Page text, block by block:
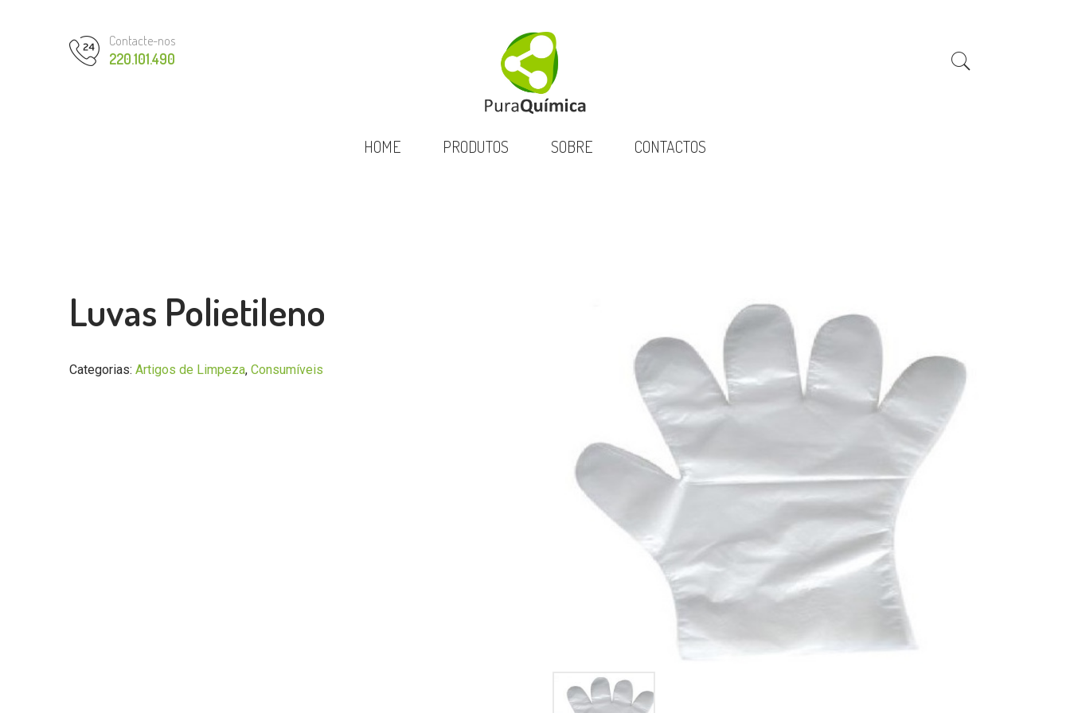
Contacte-nos
220.101.490
HOME PRODUTOS SOBRE CONTACTOS
Luvas Polietileno
Categorias: Artigos de Limpeza, Consumíveis